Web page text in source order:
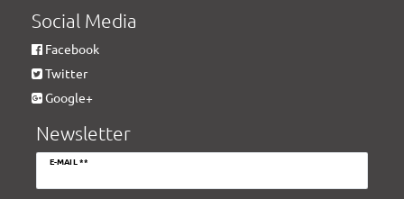
Social Media
Facebook
Twitter
Google+
Newsletter
E-MAIL **
Newsletter